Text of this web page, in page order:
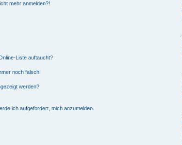
mehr anmelden?!
Liste auftaucht?
noch falsch!
werden?
ich aufgefordert, mich anzumelden.